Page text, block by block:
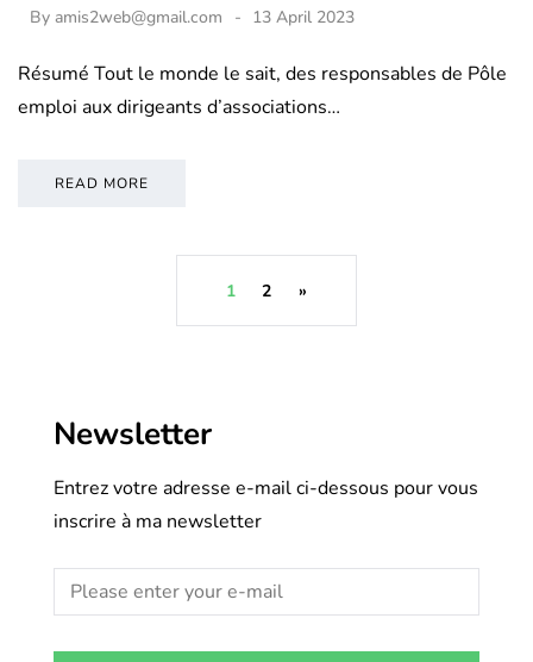
By amis2web@gmail.com 13 April 2023
Résumé Tout le monde le sait, des responsables de Pôle
emploi aux dirigeants d’associations…
READ MORE
1 2 »
Newsletter
Entrez votre adresse e-mail ci-dessous pour vous
inscrire à ma newsletter